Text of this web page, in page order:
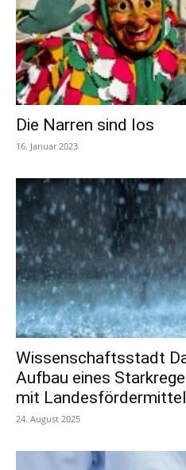
Die Narren sind los
16. Januar 2023
Wissenschaftsstadt
Aufbau eines
mit
24. August 2025